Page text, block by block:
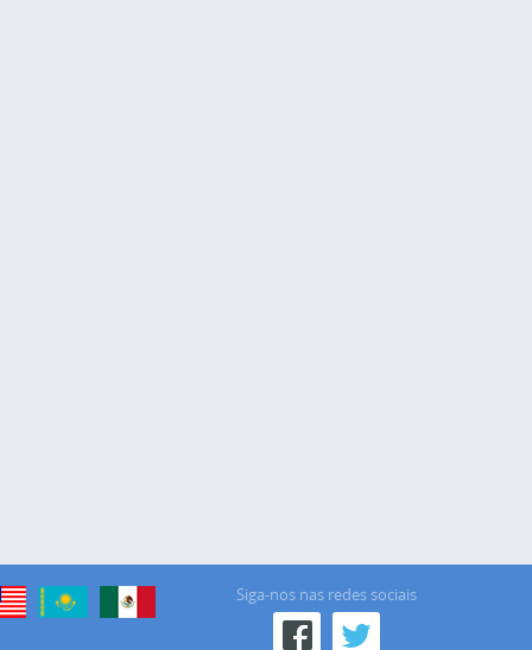
Siga-nos nas redes sociais